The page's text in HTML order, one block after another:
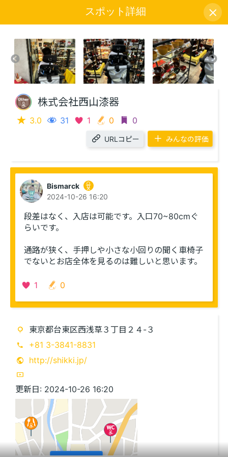
アイコン説明
このエリアを再表示
スポット詳細
株式会社西山漆器
3.0 31 1 0 0
URLコピー みんなの評価
Bismarck
2024-10-26 16:20
段差はなく、入店は可能です。入口70~80cmぐ
らいです。
通路が狭く、手押しや小さな小回りの聞く車椅子
でないとお店全体を見るのは難しいと思います。
1 0
東京都台東区西浅草３丁目２４-３
+81 3-3841-8831
http://shikki.jp/
更新日: 2024-10-26 16:20